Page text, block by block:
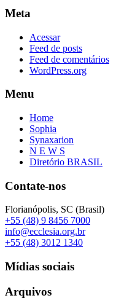
Meta
Acessar
Feed de posts
Feed de comentários
WordPress.org
Menu
Home
Sophia
Synaxarion
N E W S
Diretório BRASIL
Contate-nos
Florianópolis, SC (Brasil)
+55 (48) 9 8456 7000
info@ecclesia.org.br
+55 (48) 3012 1340
Mídias sociais
Arquivos